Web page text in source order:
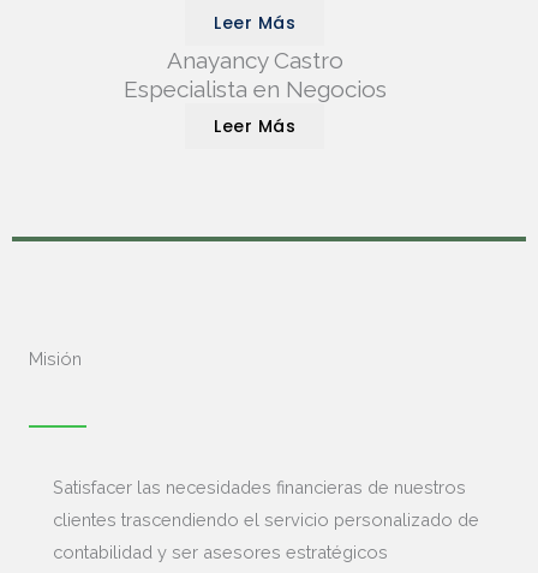
Leer Más
Anayancy Castro
Especialista en Negocios
Leer Más
Misión
Satisfacer las necesidades financieras de nuestros
clientes trascendiendo el servicio personalizado de
contabilidad y ser asesores estratégicos